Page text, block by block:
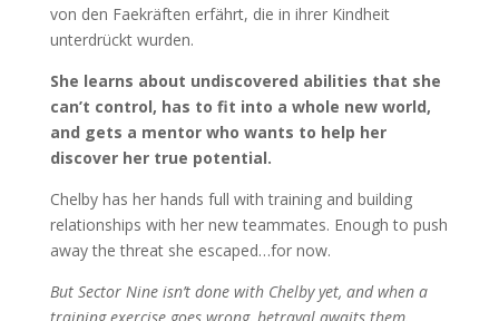
von den Faekräften erfährt, die in ihrer Kindheit
unterdrückt wurden.
She learns about undiscovered abilities that she
can’t control, has to fit into a whole new world,
and gets a mentor who wants to help her
discover her true potential.
Chelby has her hands full with training and building
relationships with her new teammates. Enough to push
away the threat she escaped…for now.
But Sector Nine isn’t done with Chelby yet, and when a